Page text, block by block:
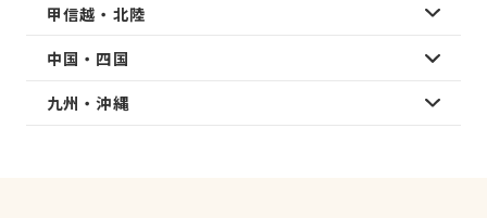
甲信越・北陸
中国・四国
九州・沖縄